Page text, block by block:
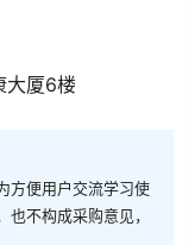
大厦6楼
方便用户交流学习使
不构成采购意见，